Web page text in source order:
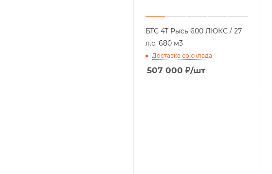
БТС 4Т Рысь 600 ЛЮКС / 27
л.с. 680 м3
Доставка со склада
507 000 ₽/шт